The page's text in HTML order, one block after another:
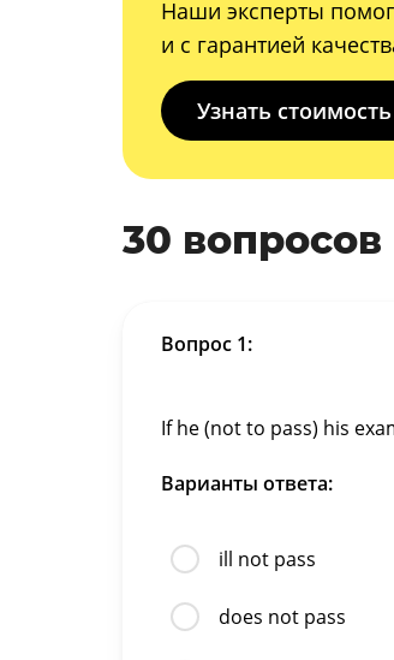
Наши эксперты
и с гарантией
Узнать стоимость
30 вопросов
Вопрос 1:
If he (not to pass) his
Варианты ответа:
ill not pass
does not pass